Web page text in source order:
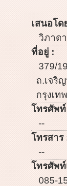
เสนอโด
วิภาด
ที่อยู่ :
379/
ถ.เจริ
กรุงเท
โทรศัพ
--
โทรสาร
--
โทรศัพ
085-